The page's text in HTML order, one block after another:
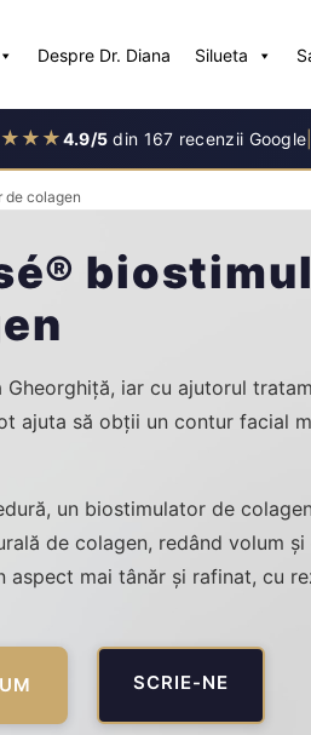
Despre Dr. Diana Silueta
4.9/5 din 167 recenzii Google
de colagen
Gheorghiță, iar cu ajutorul
ajuta să obții un contur facial
un biostimulator de
de colagen, redând volum
aspect mai tânăr și rafinat, cu
SCRIE-NE